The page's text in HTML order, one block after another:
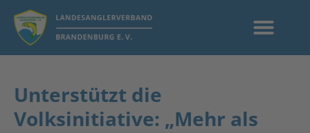
Unterstützt die
Volksinitiative: „Mehr als